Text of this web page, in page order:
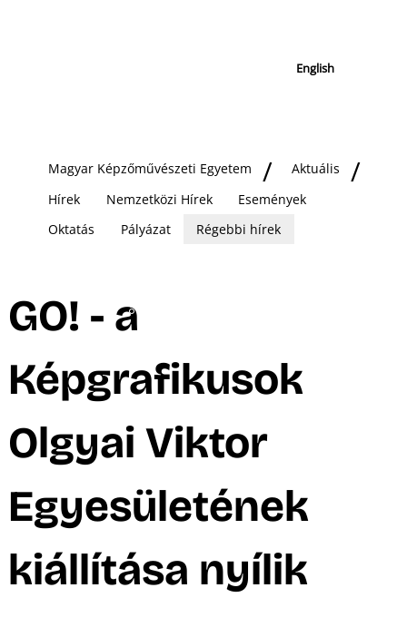
English
Magyar Képzőművészeti Egyetem
Aktuális
Hírek
Nemzetközi Hírek
Események
Oktatás
Pályázat Régebbi hírek
GO! - a
Képgrafikusok
Olgyai Viktor
Egyesületének
kiállítása nyílik